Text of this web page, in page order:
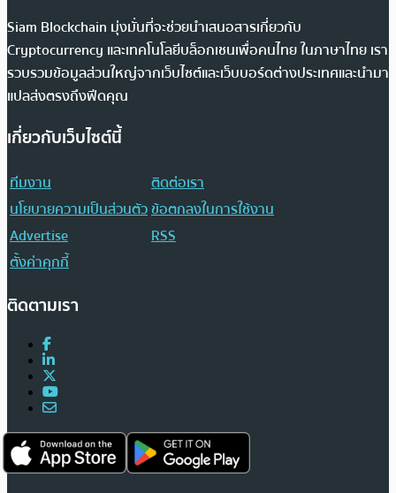
Siam Blockchain มุ่งมั่นที่จะช่วยนำเสนอสารเกี่ยวกับ
Cryptocurrency และเทคโนโลยีบล็อกเชนเพื่อคนไทย ในภาษาไทย เรา
รวบรวมข้อมูลส่วนใหญ่จากเว็บไซต์และเว็บบอร์ดต่างประเทศและนำมา
แปลส่งตรงถึงฟีดคุณ
เกี่ยวกับเว็บไซต์นี้
ทีมงาน
ติดต่อเรา
นโยบายความเป็นส่วนตัวข้อตกลงในการใช้งาน
Advertise
RSS
ตั้งค่าคุกกี้
ติดตามเรา